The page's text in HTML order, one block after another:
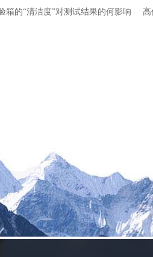
箱的“清洁度”对测试结果的何影响